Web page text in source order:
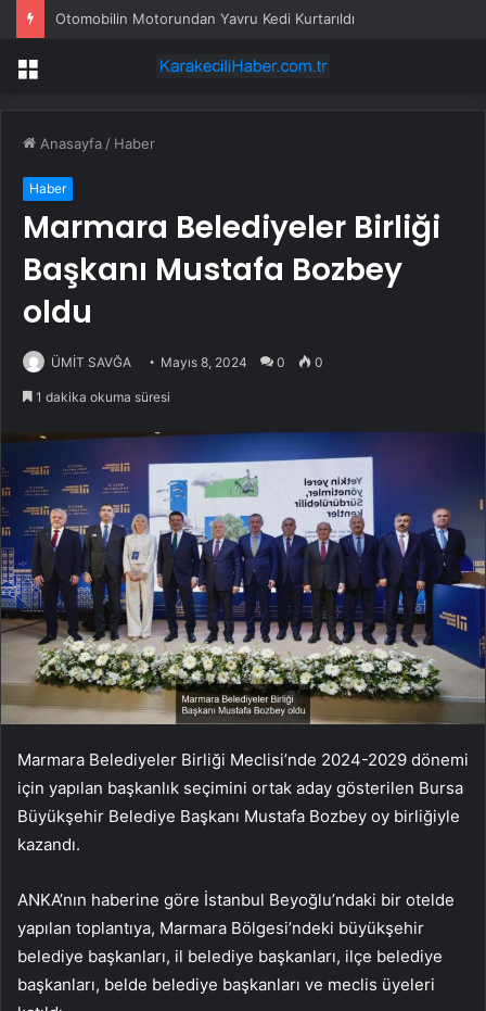
Otomobilin Motorundan Yavru Kedi Kurtarıldı
Menü
Anasayfa / Haber
Haber
Marmara Belediyeler Birliği
Başkanı Mustafa Bozbey
oldu
ÜMİT SAVĞA Mayıs 8, 2024 0 0
1 dakika okuma süresi
Marmara Belediyeler Birliği Meclisi’nde 2024-2029 dönemi
için yapılan başkanlık seçimini ortak aday gösterilen Bursa
Büyükşehir Belediye Başkanı Mustafa Bozbey oy birliğiyle
kazandı.
ANKA’nın haberine göre İstanbul Beyoğlu’ndaki bir otelde
yapılan toplantıya, Marmara Bölgesi’ndeki büyükşehir
belediye başkanları, il belediye başkanları, ilçe belediye
başkanları, belde belediye başkanları ve meclis üyeleri